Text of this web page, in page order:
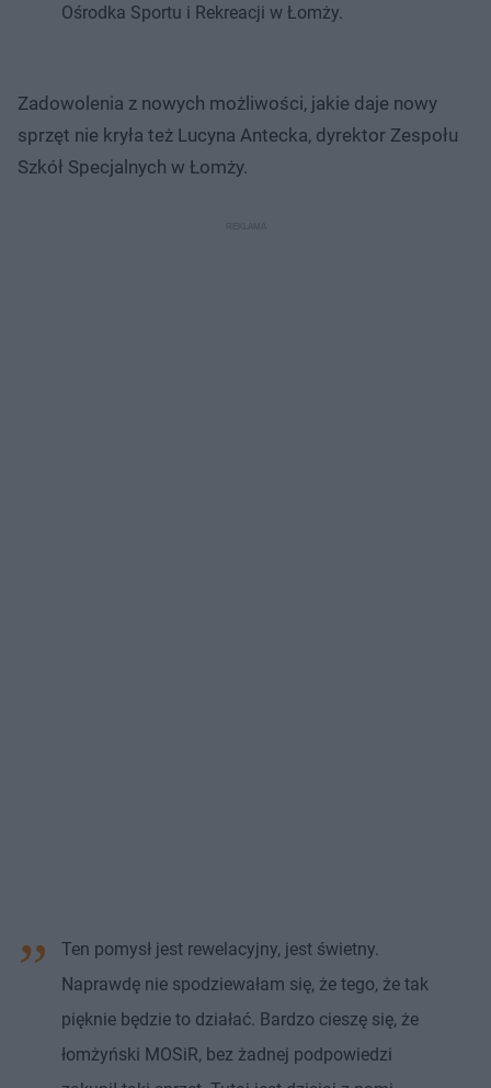
Ośrodka Sportu i Rekreacji w Łomży.
Zadowolenia z nowych możliwości, jakie daje nowy
sprzęt nie kryła też Lucyna Antecka, dyrektor Zespołu
Szkół Specjalnych w Łomży.
Ten pomysł jest rewelacyjny, jest świetny.
Naprawdę nie spodziewałam się, że tego, że tak
pięknie będzie to działać. Bardzo cieszę się, że
łomżyński MOSiR, bez żadnej podpowiedzi